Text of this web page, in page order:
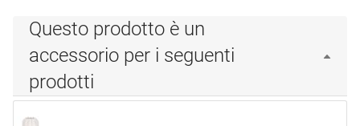
Questo prodotto è un
accessorio per i seguenti
prodotti